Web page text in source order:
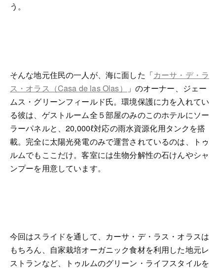
う。
そんな地元住民の一人が、海に面した「カーサ・デ・ラ
ス・オラス（Casa de las Olas）
」のオーナー、ジェー
ムス・グリーンフィールド氏。環境保護に力を入れてい
る彼は、ゲス トルーム全５部屋のみのこのホテルにソー
ラーパネルと、20,000ℓ対応の雨水資源化用タンクを搭
載。完全に太陽光発電のみで運営されているのは、トゥ
ルムでもここだけ。客室には生物分解性の石けんやシャ
ンプーを用意しています。
今回はスライドを通して、カーサ・デ・ラス・オラスは
もちろん、自家栽培オーガニック食材を利用した地元レ
ストランなど、トゥルムのグリーン・ライフスタイルを